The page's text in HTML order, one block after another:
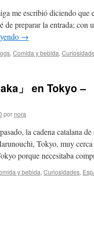
me escribió diciendo
de preparar la entrada; con
→
, Comida y bebida,
」 en Tokyo –
por nora
la cadena catalana
Tokyo, muy
porque necesitaba
y bebida, Curiosidades,